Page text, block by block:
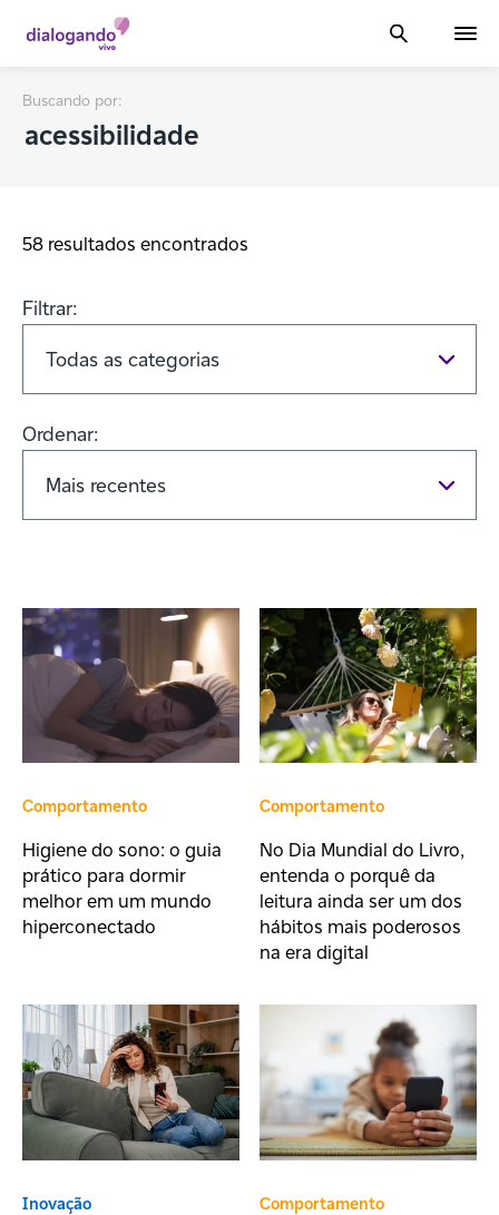
Buscando por:
58 resultados encontrados
Filtrar:
Ordenar:
Comportamento
Higiene do sono: o guia
prático para dormir
melhor em um mundo
hiperconectado
Comportamento
No Dia Mundial do Livro,
entenda o porquê da
leitura ainda ser um dos
hábitos mais poderosos
na era digital
Inovação Comportamento